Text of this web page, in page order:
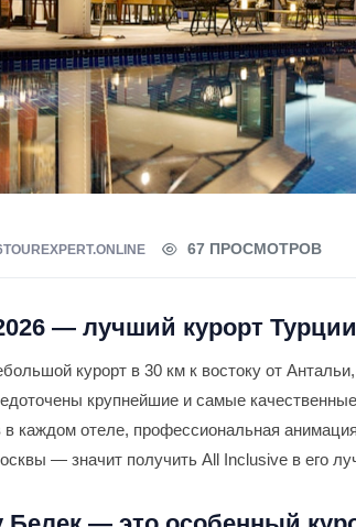
TOUREXPERT.ONLINE 67 ПРОСМОТРОВ
— лучший курорт
курорт в 30 км к востоку от
крупнейшие и самые
в каждом отеле, профессиональная
— значит получить All Inclusive в его